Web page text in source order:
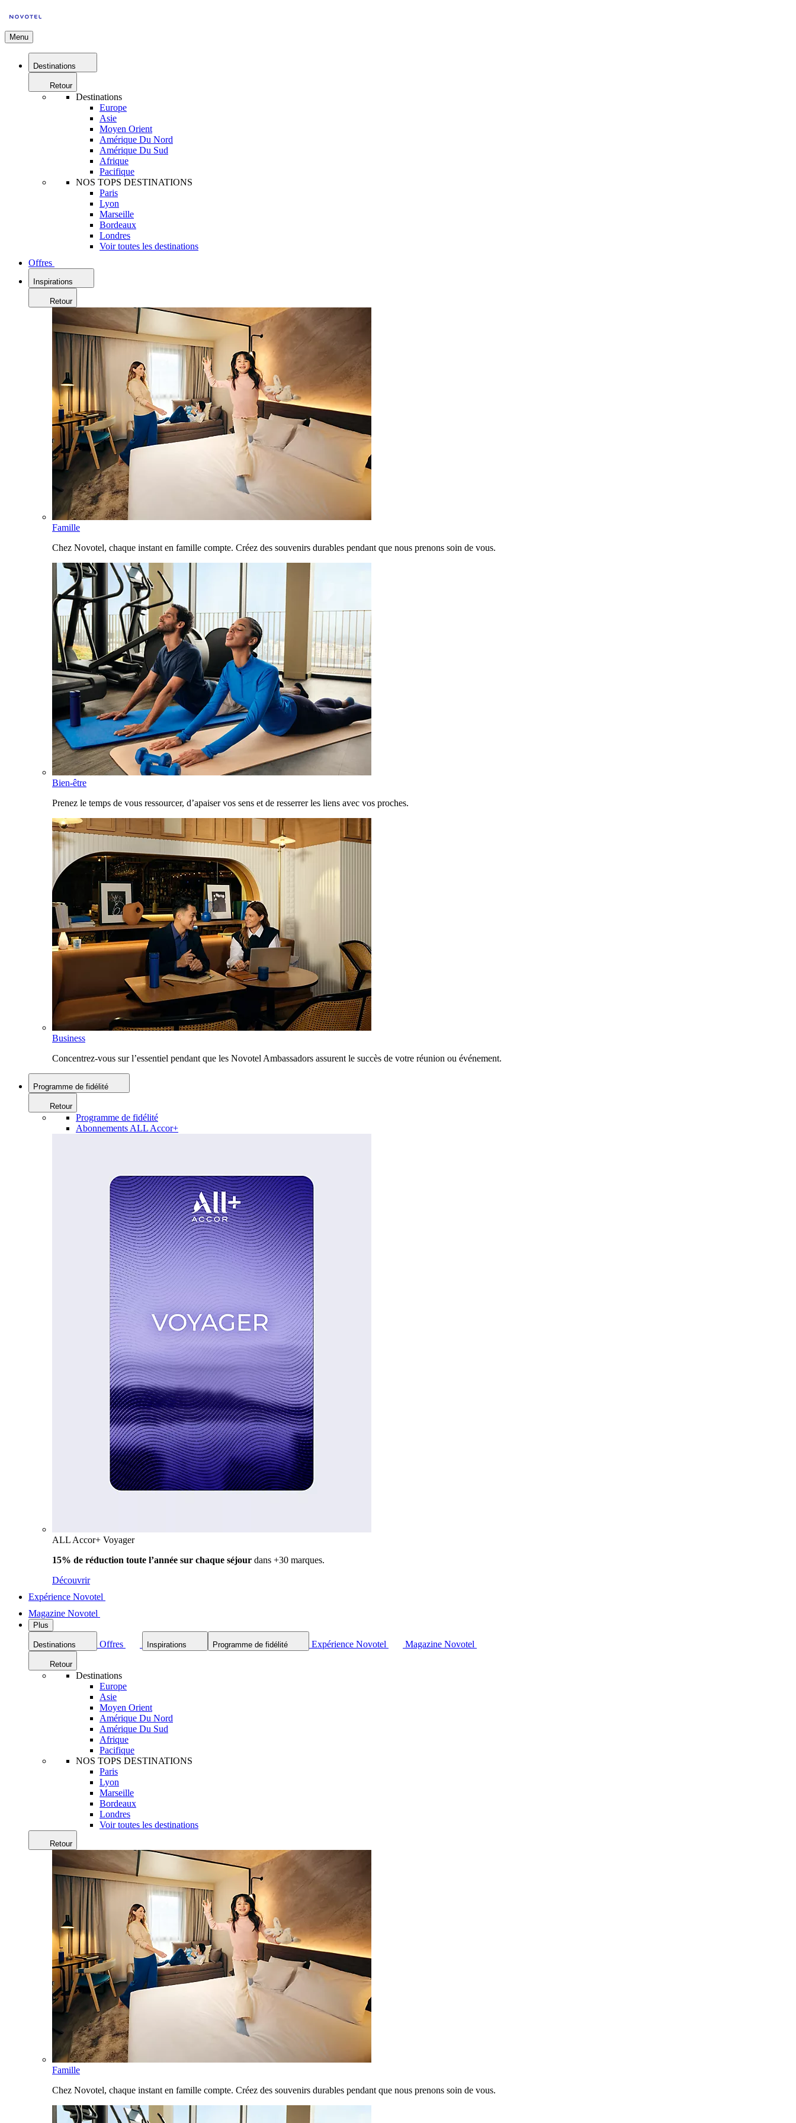
Menu
Destinations
Retour
Destinations
Europe
Asie
Moyen Orient
Amérique Du Nord
Amérique Du Sud
Afrique
Pacifique
NOS TOPS DESTINATIONS
Paris
Lyon
Marseille
Bordeaux
Londres
Voir toutes les destinations
Offres
Inspirations
Retour
Famille
Chez Novotel, chaque instant en famille compte. Créez des souvenirs durables pendant que nous prenons soin de vous.
Bien-être
Prenez le temps de vous ressourcer, d’apaiser vos sens et de resserrer les liens avec vos proches.
Business
Concentrez-vous sur l’essentiel pendant que les Novotel Ambassadors assurent le succès de votre réunion ou événement.
Programme de fidélité
Retour
Programme de fidélité
Abonnements ALL Accor+
ALL Accor+ Voyager
15% de réduction toute l’année sur chaque séjour dans +30 marques.
Découvrir
Expérience Novotel
Magazine Novotel
Plus
Destinations Offres Inspirations Programme de fidélité Expérience Novotel Magazine Novotel
Retour
Destinations
Europe
Asie
Moyen Orient
Amérique Du Nord
Amérique Du Sud
Afrique
Pacifique
NOS TOPS DESTINATIONS
Paris
Lyon
Marseille
Bordeaux
Londres
Voir toutes les destinations
Retour
Famille
Chez Novotel, chaque instant en famille compte. Créez des souvenirs durables pendant que nous prenons soin de vous.